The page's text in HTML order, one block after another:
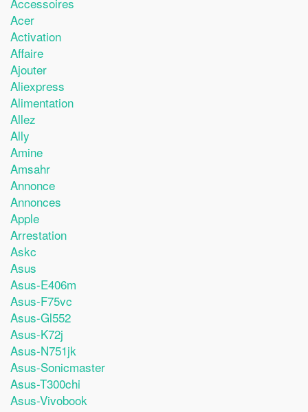
Acer
Activation
Affaire
Ajouter
Aliexpress
Alimentation
Allez
Ally
Amine
Amsahr
Annonce
Annonces
Apple
Arrestation
Askc
Asus
Asus-E406m
Asus-F75vc
Asus-Gl552
Asus-K72j
Asus-N751jk
Asus-Sonicmaster
Asus-T300chi
Asus-Vivobook